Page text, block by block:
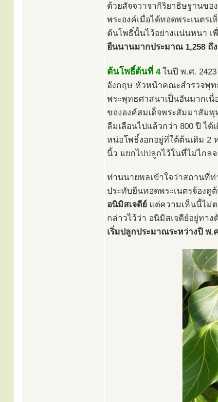
ด้วยสัจจวาจากิริยาธิษฐานข
พระองค์เมื่อได้ทอดพระเนตร
ต้นโพธิ์นั้นไว้อย่างแน่นหนา เ
ยืนนานมากประมาณ 1,258 ถึ
ต้นโพธิ์ต้นที่ 4 ในปี พ.ศ.
อังกฤษ หัวหน้าคณะสำรวจพุท
พระพุทธศาสนาเป็นอันมากเ
ขององค์สมเด็จพระสัมมาสัม
ลืมเลือนไปแล้วกว่า 800 ปี ไ
หน่อโพธิ์งอกอยู่ที่ใต้ต้นเดิม 2
นิ้ว แยกไปปลูกไว้ในที่ไม่ไกล
ท่านนายพลเข้าใจว่าสถานที่
ประทับยืนทอดพระเนตรจ้องดู
อนิมิสเจดีย์ แต่ความเห็นนี้ไม่
กล่าวไว้ว่า อนิมิสเจดีย์อยู่ทา
เริ่มปลูกประมาณระหว่างปี พ.